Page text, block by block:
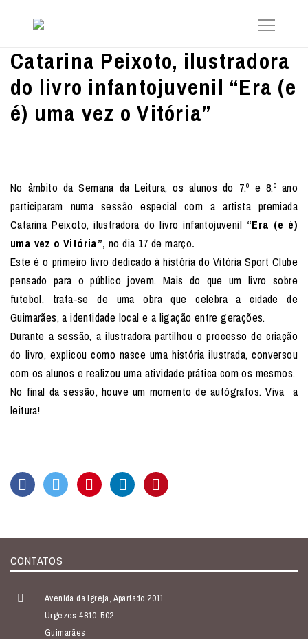
Catarina Peixoto, ilustradora
do livro infantojuvenil “Era (e
é) uma vez o Vitória”
No âmbito da Semana da Leitura, os alunos do 7.º e 8.º ano
participaram numa sessão especial com a artista premiada
Catarina Peixoto, ilustradora do livro infantojuvenil “Era (e é)
uma vez o Vitória”, no dia 17 de março.
Este é o primeiro livro dedicado à história do Vitória Sport Clube
pensado para o público jovem. Mais do que um livro sobre
futebol, trata-se de uma obra que celebra a cidade de
Guimarães, a identidade local e a ligação entre gerações.
Durante a sessão, a ilustradora partilhou o processo de criação
do livro, explicou como nasce uma história ilustrada, conversou
com os alunos e realizou uma atividade prática com os mesmos.
No final da sessão, houve um momento de autógrafos. Viva a
leitura!
CONTATOS
Avenida da Igreja, Apartado 2011
Urgezes 4810-502
Guimarães